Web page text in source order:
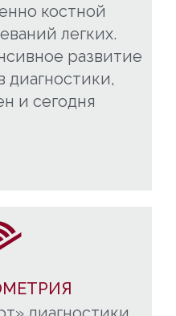
костной
легких.
развитие
диагностики,
и сегодня